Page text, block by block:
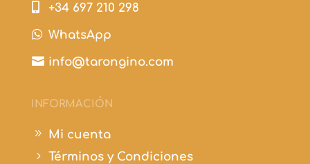
+34 697 210 298
 WhatsApp
 info@tarongino.com
INFORMACIÓN
9 Mi cuenta
5 Términos y Condiciones